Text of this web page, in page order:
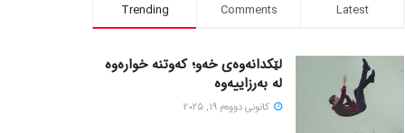
Trending Comments Latest
لێکدانەوەی خەو؛ کەوتنە خوارەوە
لە بەرزاییەوە
كانونی دووه‌م 19, 2025